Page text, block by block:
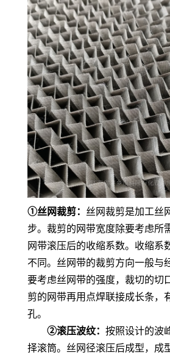
①丝网裁剪： 丝网裁剪是加工丝
步。裁剪的网带宽度除要考虑所
网带滚压后的收缩系数。收缩系
不同。丝网带的裁剪方向一般与
要考虑丝网带的强度，裁切的切
剪的网带再用点焊联接成长条，
孔。
②滚压波纹：按照设计的波
择滚筒。丝网径滚压后成型，成